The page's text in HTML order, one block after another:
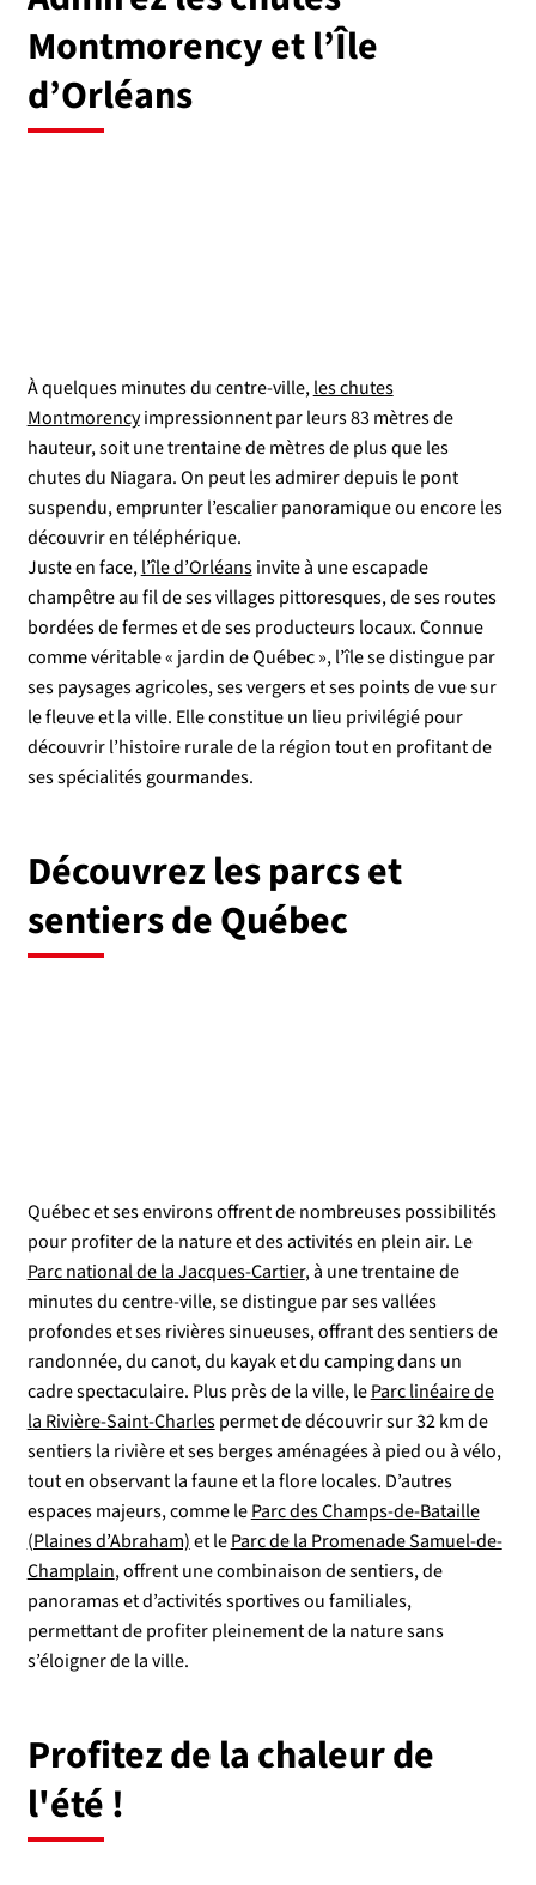
Montmorency et l’Île
d’Orléans
À quelques minutes du centre-ville,les chutes
Montmorencyimpressionnent par leurs 83 mètres de
hauteur, soit une trentaine de mètres de plus que les
chutes du Niagara. On peut les admirer depuis le pont
suspendu, emprunter l’escalier panoramique ou encore les
découvrir en téléphérique.
Juste en face,l’île d’Orléansinvite à une escapade
champêtre au fil de ses villages pittoresques, de ses routes
bordées de fermes et de ses producteurs locaux. Connue
comme véritable « jardin de Québec », l’île se distingue par
ses paysages agricoles, ses vergers et ses points de vue sur
le fleuve et la ville. Elle constitue un lieu privilégié pour
découvrir l’histoire rurale de la région tout en profitant de
ses spécialités gourmandes.
Découvrez les parcs et
sentiers de Québec
Québec et ses environs offrent de nombreuses possibilités
pour profiter de la nature et des activités en plein air. Le
Parc national de la Jacques-Cartier, à une trentaine de
minutes du centre-ville, se distingue par ses vallées
profondes et ses rivières sinueuses, offrant des sentiers de
randonnée, du canot, du kayak et du camping dans un
cadre spectaculaire. Plus près de la ville, leParc linéaire de
la Rivière-Saint-Charlespermet de découvrir sur 32 km de
sentiers la rivière et ses berges aménagées à pied ou à vélo,
tout en observant la faune et la flore locales. D’autres
espaces majeurs, comme leParc des Champs-de-Bataille
(Plaines d’Abraham)et leParc de la Promenade Samuel-de-
Champlain, offrent une combinaison de sentiers, de
panoramas et d’activités sportives ou familiales,
permettant de profiter pleinement de la nature sans
s’éloigner de la ville.
Profitez de la chaleur de
l'été !